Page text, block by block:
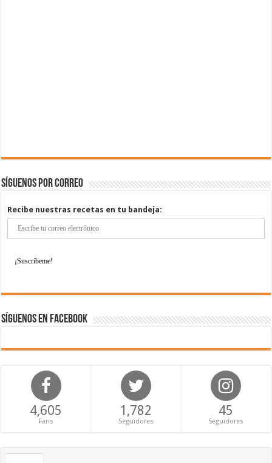
Síguenos por correo
Recibe nuestras recetas en tu bandeja:
Síguenos en Facebook
4,605
Fans
1,782
Seguidores
45
Seguidores